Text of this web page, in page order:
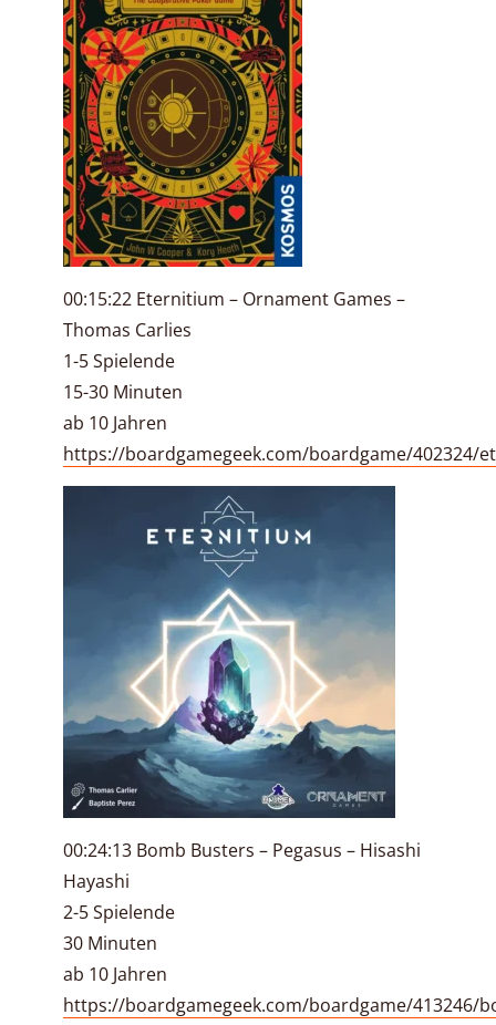
00:15:22 Eternitium – Ornament Games –
Thomas Carlies
1-5 Spielende
15-30 Minuten
ab 10 Jahren
https://boardgamegeek.com/boardgame/402324/
00:24:13 Bomb Busters – Pegasus – Hisashi
Hayashi
2-5 Spielende
30 Minuten
ab 10 Jahren
https://boardgamegeek.com/boardgame/413246/